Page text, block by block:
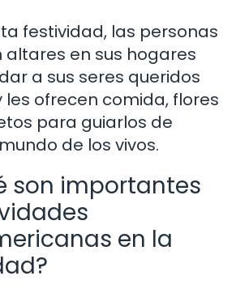
festividad, las personas
altares en sus hogares
a sus seres queridos
les ofrecen comida, flores
para guiarlos de
de los vivos.
son importantes
en la